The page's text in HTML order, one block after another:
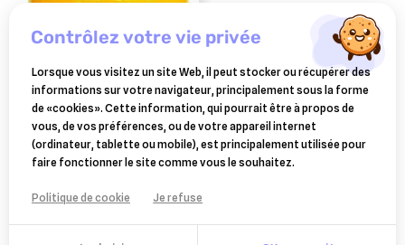
vetebiol vétérinaire –
pommade externe – pot de
400 g
15,80 €
contrôlez votre vie privée
Lorsque vous visitez un site Web, il peut stocker ou récupérer des
informations sur votre navigateur, principalement sous la forme
de «cookies». Cette information, qui pourrait être à propos de
vous, de vos préférences, ou de votre appareil internet
(ordinateur, tablette ou mobile), est principalement utilisée pour
faire fonctionner le site comme vous le souhaitez.
Politique de cookie Je refuse